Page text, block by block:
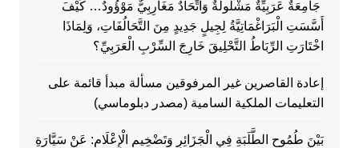
جَامِعَةٌ عَرَبِيِّةٌ مَشْلُولَةٌ وَاتِّحَادٌ مَغَارِبِيٌّ مَوْؤُودٌ… كَيْفَ
أَسَّسَتِ الْبَرَاغْمَاتِيَّةُ لِجِيلٍ جَدِيدٍ مِنَ التَّحَالُفَاتِ، وَلِمَاذَا
اخْتَارَتِ الرِّبَاطُ التَّحْلِيقَ خَارِجَ السِّرْبِ الْعَرَبِيِّ؟
إعادة القاصرين غير المرفوقين مسألة مبدأ قائمة على
التعليمات الملكية السامية (مصدر دبلوماسي)
بَيْنَ طُمُوحِ الطَّلَبَةِ فِي الْجَزَائِرِ وَتَضْخِيمِ الْإِعْلَامِ: عَنْ سَيَّارَةِ